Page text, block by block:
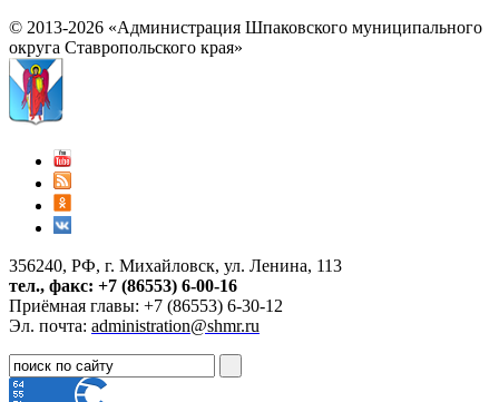
© 2013-2026 «Администрация Шпаковского муниципального
округа Ставропольского края»
356240, РФ, г. Михайловск, ул. Ленина, 113
тел., факс: +7 (86553) 6-00-16
Приёмная главы: +7 (86553) 6-30-12
Эл. почта: administration@shmr.ru